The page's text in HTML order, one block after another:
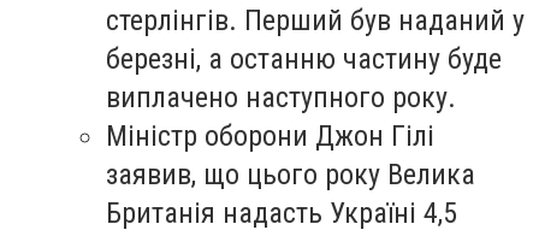
стерлінгів. Перший був наданий у
березні, а останню частину буде
виплачено наступного року.
Міністр оборони Джон Гілі
заявив, що цього року Велика
Британія надасть Україні 4,5